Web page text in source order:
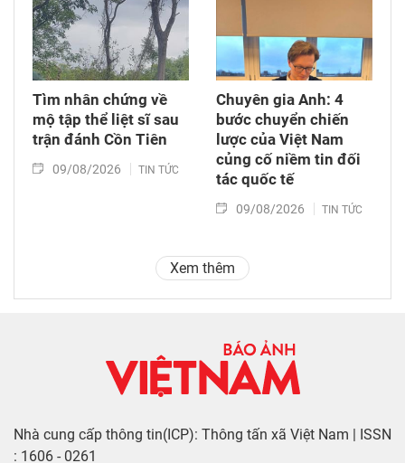
Tìm nhân chứng về
mộ tập thể liệt sĩ sau
trận đánh Cồn Tiên
09/08/2026 TIN TỨC
Chuyên gia Anh: 4
bước chuyển chiến
lược của Việt Nam
củng cố niềm tin đối
tác quốc tế
09/08/2026 TIN TỨC
Xem thêm
Nhà cung cấp thông tin(ICP): Thông tấn xã Việt Nam | ISSN
: 1606 - 0261